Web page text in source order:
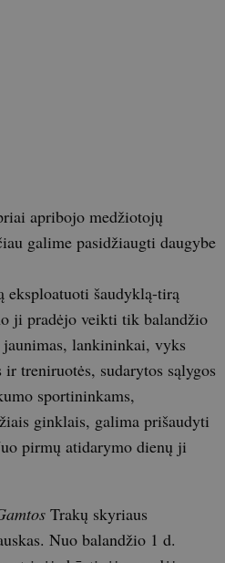
apribojo medžiotojų
galime pasidžiaugti daugybe
eksploatuoti šaudyklą-tirą
ji pradėjo veikti tik balandžio
lankininkai, vyks
treniruotės, sudarytos sąlygos
sportininkams,
ginklais, galima prišaudyti
pirmų atidarymo dienų ji
Trakų skyriaus
Nuo balandžio 1 d.